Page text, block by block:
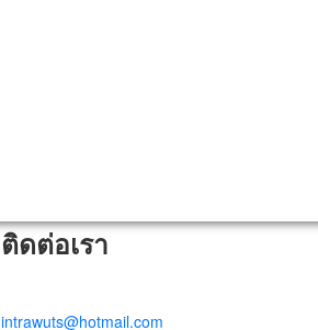
ติดต่อเรา
intrawuts@hotmail.com